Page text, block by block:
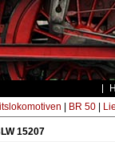
BR 50|
15207